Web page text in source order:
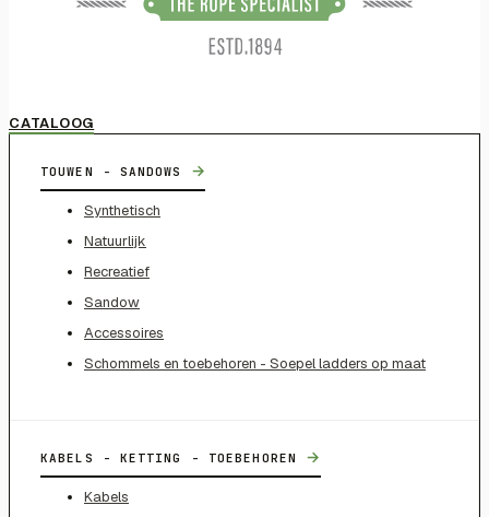
CATALOOG
TOUWEN - SANDOWS →
Synthetisch
Natuurlijk
Recreatief
Sandow
Accessoires
Schommels en toebehoren - Soepel ladders op maat
KABELS - KETTING - TOEBEHOREN →
Kabels